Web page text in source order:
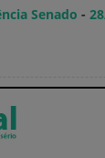
Senado -